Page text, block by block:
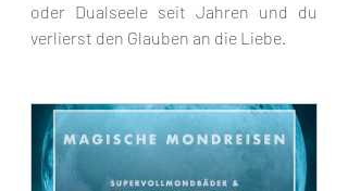
oder Dualseele seit Jahren und du
verlierst den Glauben an die Liebe.